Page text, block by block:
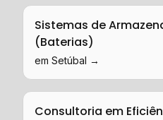
Sistemas de
(Baterias)
em Setúbal →
Consultoria em